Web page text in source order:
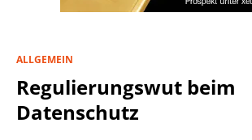
ALLGEMEIN
Regulierungswut beim
Datenschutz